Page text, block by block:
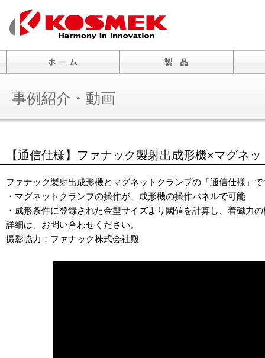
事例紹介・動画
【通信仕様】ファナック製射出成形機×マグネ
ファナック製射出成形機とマグネットクランプの「通信仕様」
・マグネットクランプの操作が、成形機の操作パネルで可能
・成形条件に登録された金型サイズより閾値を計算し、着磁力
詳細は、お問い合わせください。
撮影協力：ファナック株式会社殿